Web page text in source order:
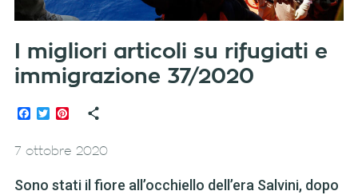
I migliori articoli su rifugiati e
immigrazione 37/2020
Facebook
TwitterPinterest
7 ottobre 2020
Sono stati il fiore all’occhiello dell’era Salvini, dopo